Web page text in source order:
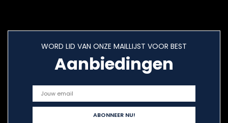
WORD LID VAN ONZE MAILLIJST VOOR BEST
Aanbiedingen